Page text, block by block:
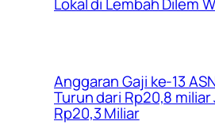
Lokal di Lembah Dilem
Anggaran Gaji ke-13
Turun dari Rp20,8 miliar
Rp20,3 Miliar